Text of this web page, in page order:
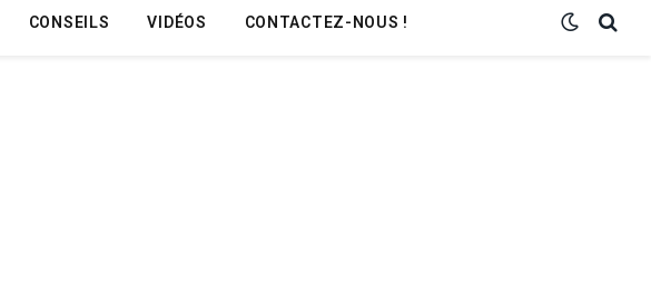
CONSEILS VIDÉOS CONTACTEZ-NOUS !